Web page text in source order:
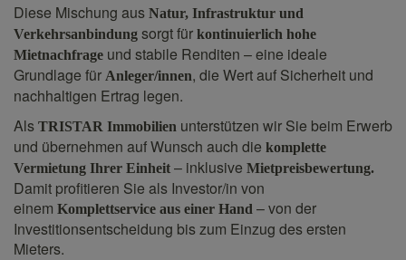
Diese Mischung aus Natur, Infrastruktur und
Verkehrsanbindung sorgt für kontinuierlich hohe
Mietnachfrage und stabile Renditen – eine ideale
Grundlage für Anleger/innen, die Wert auf Sicherheit und
nachhaltigen Ertrag legen.
Als TRISTAR Immobilien unterstützen wir Sie beim Erwerb
und übernehmen auf Wunsch auch die komplette
Vermietung Ihrer Einheit – inklusive Mietpreisbewertung.
Damit profitieren Sie als Investor/in von
einem Komplettservice aus einer Hand – von der
Investitionsentscheidung bis zum Einzug des ersten
Mieters.